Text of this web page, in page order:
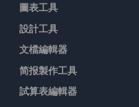
圖表工具
設計工具
文檔編輯器
简报製作工具
試算表編輯器